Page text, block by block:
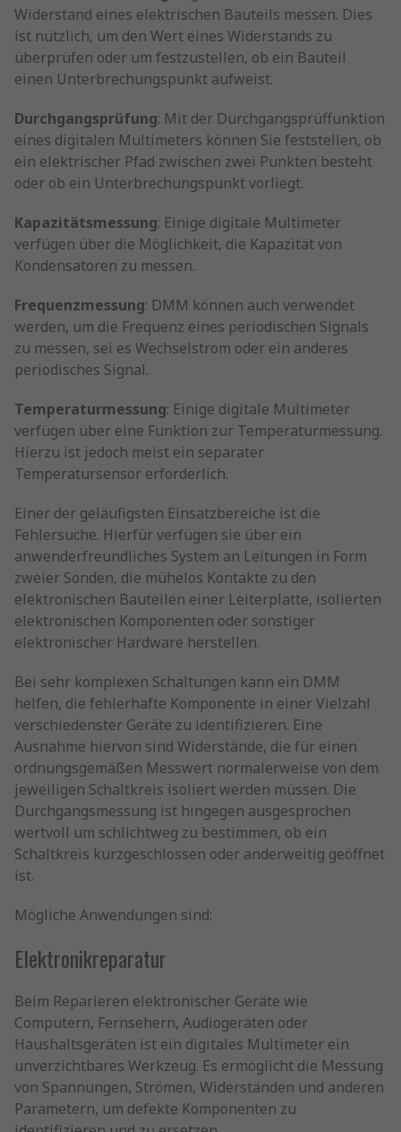
Widerstand eines elektrischen Bauteils messen. Dies
ist nützlich, um den Wert eines Widerstands zu
überprüfen oder um festzustellen, ob ein Bauteil
einen Unterbrechungspunkt aufweist.
Durchgangsprüfung: Mit der Durchgangsprüffunktion
eines digitalen Multimeters können Sie feststellen, ob
ein elektrischer Pfad zwischen zwei Punkten besteht
oder ob ein Unterbrechungspunkt vorliegt.
Kapazitätsmessung: Einige digitale Multimeter
verfügen über die Möglichkeit, die Kapazität von
Kondensatoren zu messen.
Frequenzmessung: DMM können auch verwendet
werden, um die Frequenz eines periodischen Signals
zu messen, sei es Wechselstrom oder ein anderes
periodisches Signal.
Temperaturmessung: Einige digitale Multimeter
verfügen über eine Funktion zur Temperaturmessung.
Hierzu ist jedoch meist ein separater
Temperatursensor erforderlich.
Einer der geläufigsten Einsatzbereiche ist die
Fehlersuche. Hierfür verfügen sie über ein
anwenderfreundliches System an Leitungen in Form
zweier Sonden, die mühelos Kontakte zu den
elektronischen Bauteilen einer Leiterplatte, isolierten
elektronischen Komponenten oder sonstiger
elektronischer Hardware herstellen.
Bei sehr komplexen Schaltungen kann ein DMM
helfen, die fehlerhafte Komponente in einer Vielzahl
verschiedenster Geräte zu identifizieren. Eine
Ausnahme hiervon sind Widerstände, die für einen
ordnungsgemäßen Messwert normalerweise von dem
jeweiligen Schaltkreis isoliert werden müssen. Die
Durchgangsmessung ist hingegen ausgesprochen
wertvoll um schlichtweg zu bestimmen, ob ein
Schaltkreis kurzgeschlossen oder anderweitig geöffnet
ist.
Mögliche Anwendungen sind:
Elektronikreparatur
Beim Reparieren elektronischer Geräte wie
Computern, Fernsehern, Audiogeräten oder
Haushaltsgeräten ist ein digitales Multimeter ein
unverzichtbares Werkzeug. Es ermöglicht die Messung
von Spannungen, Strömen, Widerständen und anderen
Parametern, um defekte Komponenten zu